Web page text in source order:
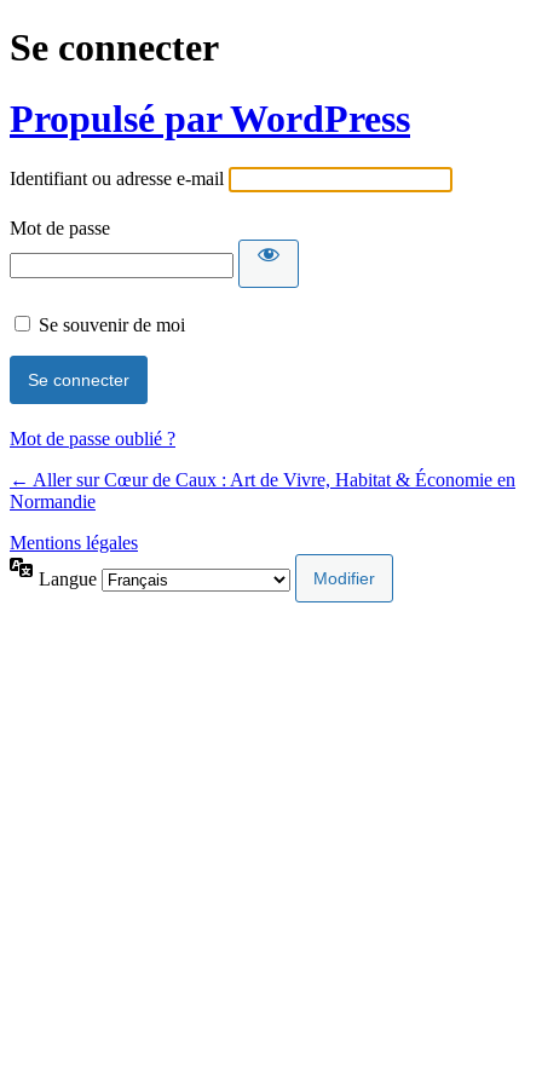
Se connecter
Propulsé par WordPress
Identifiant ou adresse e-mail
Mot de passe
Se souvenir de moi
Mot de passe oublié ?
← Aller sur Cœur de Caux : Art de Vivre, Habitat & Économie en
Normandie
Mentions légales
Langue